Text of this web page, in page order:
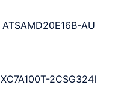
ATSAMD20E16B-AU
XC7A100T-2CSG324I